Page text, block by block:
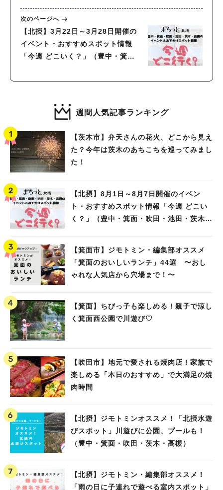
次のページへ
【北摂】3月22日～3月28日開催の
イベント・おすすめスポット情報
「今週 どこいく？」（豊中・箕
週間人気記事ランキング
【茨木市】弁天さんの花火、どこから見え
た？今年は茨木のあちこちを巡ってみまし
た！
【北摂】8月1日～8月7日開催のイベン
ト・おすすめスポット情報「今週 どこい
く？」（豊中・箕面・吹田・池田・茨木・
【箕面市】ジモトミン・編集部オススメ
「箕面のおいしいランチ」44選 〜おし
ゃれな人気店から穴場まで！〜
【箕面】ちびっ子も楽しめる！親子で涼し
く箕面西公園で川遊び♡
【吹田市】地元で愛される焼肉店！家族で
楽しめる「本日のおすすめ」で大満足の焼
肉時間
【北摂】ジモトミンオススメ！「北摂水遊
びスポット」川遊びに公園、プールも！
（豊中・箕面・吹田・茨木・高槻）
【北摂】ジモトミン・編集部オススメ！
「雨の日に子連れで遊べる室内スポット」